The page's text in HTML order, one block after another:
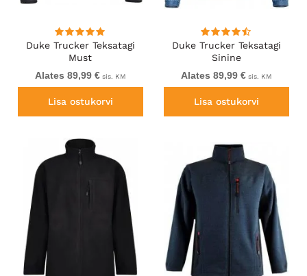
Duke Trucker Teksatagi
Must
Alates 89,99 €sis. KM
Lisa ostukorvi
Duke Trucker Teksatagi
Sinine
Alates 89,99 € sis. KM
Lisa ostukorvi